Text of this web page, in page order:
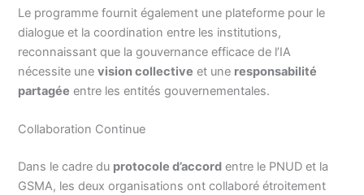
Le programme fournit également une plateforme pour le
dialogue et la coordination entre les institutions,
reconnaissant que la gouvernance efficace de l’IA
nécessite unevision collective et une responsabilité
partagée entre les entités gouvernementales.
Collaboration Continue
Dans le cadre du protocole d’accord entre le PNUD et la
GSMA, les deux organisations ont collaboré étroitement